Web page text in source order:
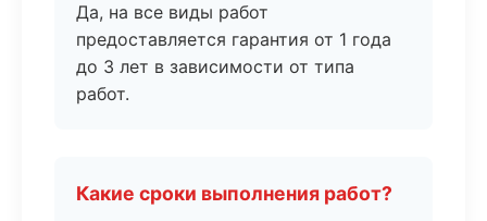
Да, на все виды работ
предоставляется гарантия от 1 года
до 3 лет в зависимости от типа
работ.
Какие сроки выполнения работ?